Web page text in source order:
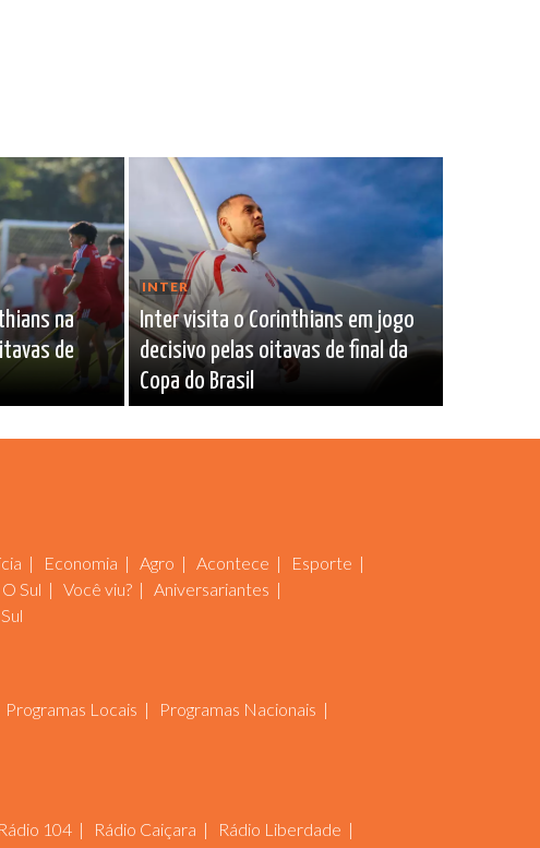
na
de
INTER
Inter visita o Corinthians em jogo
decisivo pelas oitavas de final da
Copa do Brasil
Economia Agro Acontece
Esporte
Sul Você viu?
Aniversariantes
Programas Locais
Programas Nacionais
Rádio 104 Rádio Caiçara
Rádio Liberdade